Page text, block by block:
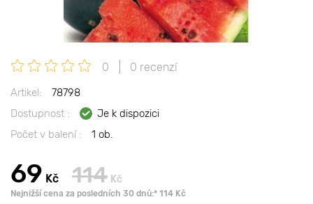
0 0 recenzí
Artikel:
78798
Dostupnost :
Je k dispozici
Počet v balení :
1 ob.
69 Kč 114 Kč
Nejnižší cena za posledních 30 dnů:* 114 Kč